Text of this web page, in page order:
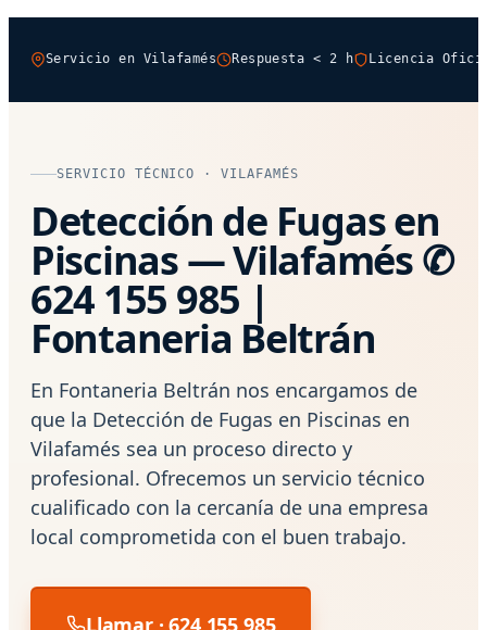
Servicio en Vilafamés Respuesta < 2 h Licencia
SERVICIO TÉCNICO · VILAFAMÉS
Detección de Fugas en
Piscinas — Vilafamés ✆
624 155 985 |
Fontaneria Beltrán
En Fontaneria Beltrán nos encargamos de
que la Detección de Fugas en Piscinas en
Vilafamés sea un proceso directo y
profesional. Ofrecemos un servicio técnico
cualificado con la cercanía de una empresa
local comprometida con el buen trabajo.
Llamar · 624 155 985